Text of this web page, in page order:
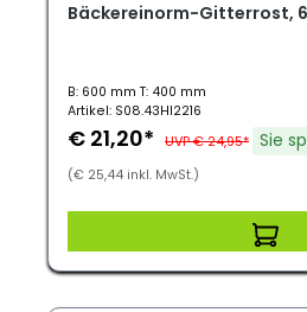
Bäckereinorm-Gitterrost,
B: 600 mm T: 400 mm
Artikel: S08.43HI2216
€ 21,20* UVP € 24,95* Sie
(€ 25,44 inkl. MwSt.)